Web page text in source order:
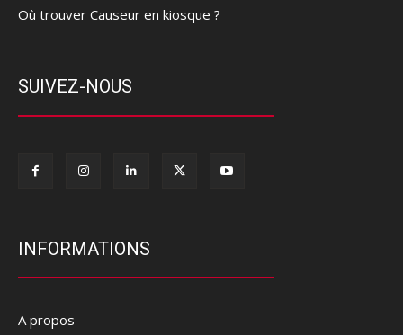
Où trouver Causeur en kiosque ?
SUIVEZ-NOUS
INFORMATIONS
A propos